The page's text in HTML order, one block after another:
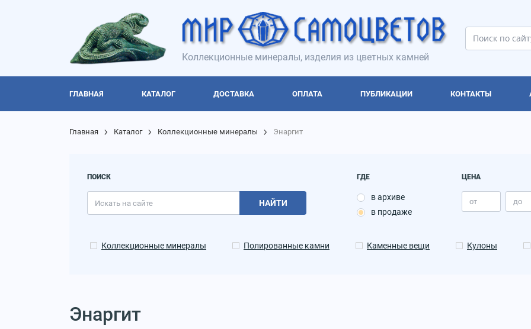
Коллекционные минералы, изделия из цветных камней
ГЛАВНАЯ КАТАЛОГ ДОСТАВКА ОПЛАТА ПУБЛИКАЦИИ КОНТАКТЫ
Главная Каталог Коллекционные минералы Энаргит
ПОИСК
НАЙТИ
ГДЕ
в архиве
в продаже
ЦЕНА
Коллекционные минералы Полированные камни Каменные вещи Кулоны
Энаргит